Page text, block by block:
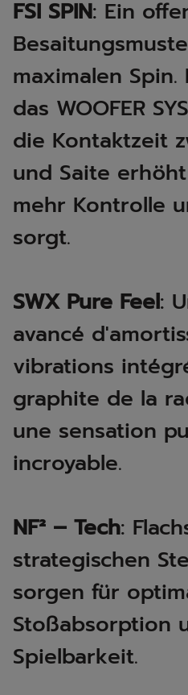
FSI SPIN: Ein
maximalen
das WOOFER
die Kontaktzeit
und Saite
mehr Kontrolle
sorgt.
SWX Pure Feel:
avancé
vibrations
graphite de la
une sensation
incroyable.
NF² – Tech:
strategischen
sorgen für
Stoßabsorption
Spielbarkeit. ​​